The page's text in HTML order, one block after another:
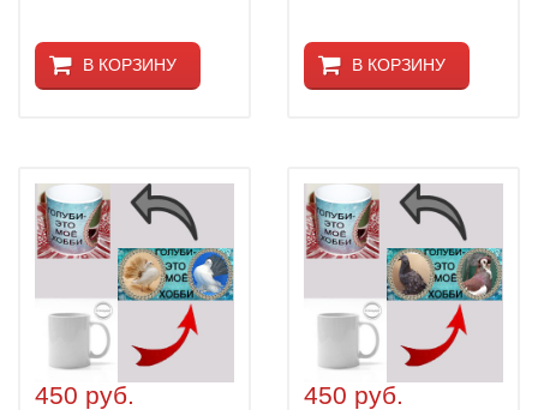
В КОРЗИНУ В КОРЗИНУ
450 руб. 450 руб.